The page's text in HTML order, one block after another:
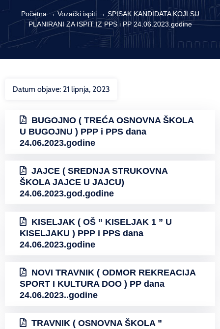
Početna→Vozački ispiti→ SPISAK KANDIDATA KOJI SU
PLANIRANI ZA ISPIT IZ PPS i PP 24.06.2023.godine
Datum objave: 21 lipnja, 2023
BUGOJNO ( TREĆA OSNOVNA ŠKOLA
U BUGOJNU ) PPP i PPS dana
24.06.2023.godine
JAJCE ( SREDNJA STRUKOVNA
ŠKOLA JAJCE U JAJCU)
24.06.2023.god.godine
KISELJAK ( OŠ ” KISELJAK 1 ” U
KISELJAKU ) PPP i PPS dana
24.06.2023.godine
NOVI TRAVNIK ( ODMOR REKREACIJA
SPORT I KULTURA DOO ) PP dana
24.06.2023..godine
TRAVNIK ( OSNOVNA ŠKOLA ”